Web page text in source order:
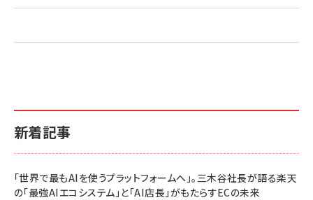
新着記事
「世界で最もAIを使うプラットフォームへ」。三木谷社長が語る楽天
の「最強AIエコシステム」と「AI店長」がもたらすECの未来